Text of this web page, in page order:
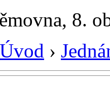
8.
Úvod ›